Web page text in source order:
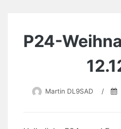
P24-
Martin DL9SAD /